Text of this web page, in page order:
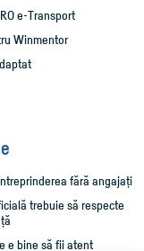
e-Transport
Winmentor
fără angajați
trebuie să respecte
e bine să fii atent